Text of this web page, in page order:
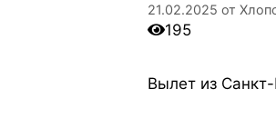
21.02.2025 от
195
Вылет из